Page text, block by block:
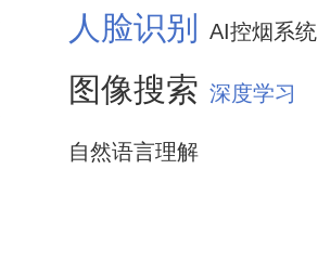
人脸识别 AI控烟系统
图像搜索 深度学习
自然语言理解